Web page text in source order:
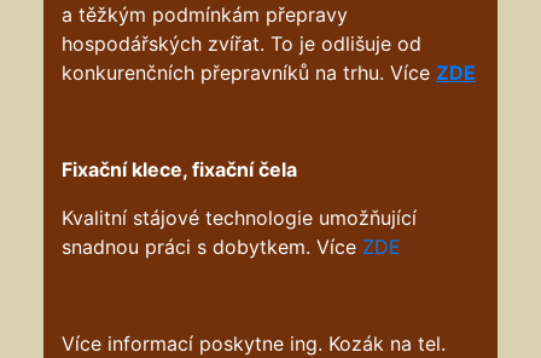
a těžkým podmínkám přepravy
hospodářských zvířat. To je odlišuje od
konkurenčních přepravníků na trhu. Více ZDE
Fixační klece, fixační čela
Kvalitní stájové technologie umožňující
snadnou práci s dobytkem. Více ZDE
Více informací poskytne ing. Kozák na tel.